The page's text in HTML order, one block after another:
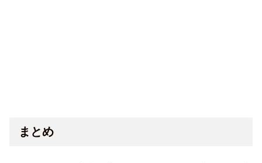
まとめ